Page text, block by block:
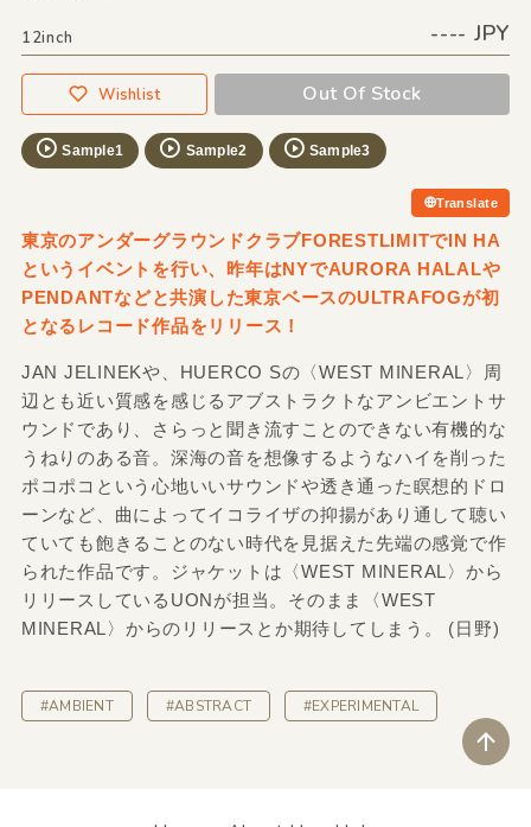
12inch ---- JPY
Wishlist Out Of Stock
Sample1 Sample2 Sample3
Translate
東京のアンダーグラウンドクラブFORESTLIMITでIN HA
というイベントを行い、昨年はNYでAURORA HALALや
PENDANTなどと共演した東京ベースのULTRAFOGが初
となるレコード作品をリリース！
JAN JELINEKや、HUERCO Sの〈WEST MINERAL〉周
辺とも近い質感を感じるアブストラクトなアンビエントサ
ウンドであり、さらっと聞き流すことのできない有機的な
うねりのある音。深海の音を想像するようなハイを削った
ポコポコという心地いいサウンドや透き通った瞑想的ドロ
ーンなど、曲によってイコライザの抑揚があり通して聴い
ていても飽きることのない時代を見据えた先端の感覚で作
られた作品です。ジャケットは〈WEST MINERAL〉から
リリースしているUONが担当。そのまま〈WEST
MINERAL〉からのリリースとか期待してしまう。 (日野)
#AMBIENT #ABSTRACT #EXPERIMENTAL